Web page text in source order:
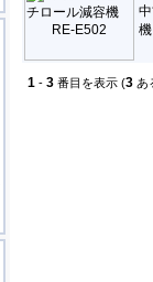
1 - 3 番目を表示 (3 あ